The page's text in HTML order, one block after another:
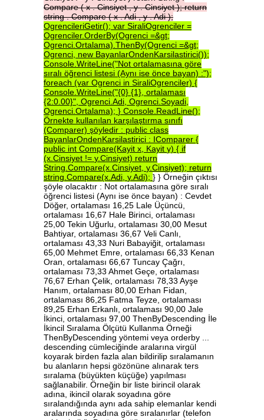
Compare(x.Cinsiyet,y.Cinsiyet);return
string.Compare(x.Adi,y.Adi);
OgrencileriGetir(); var SiraliOgrenciler =
Ogrenciler.OrderBy(Ogrenci =&gt;
Ogrenci.Ortalama).ThenBy(Ogrenci =&gt;
Ogrenci, new BayanlarOndenKarsilastirici());
Console.WriteLine("Not ortalamasına göre
sıralı öğrenci listesi (Aynı ise önce bayan) :");
foreach (var Ogrenci in SiraliOgrenciler) {
Console.WriteLine("{0} {1}, ortalaması
{2:0.00}", Ogrenci.Adi, Ogrenci.Soyadi,
Ogrenci.Ortalama); } Console.ReadLine();
Örnekte kullanılan karşılaştırma sınıfı
(Comparer) şöyledir : public class
BayanlarOndenKarsilastirici : IComparer {
public int Compare(Kayit x, Kayit y) { if
(x.Cinsiyet != y.Cinsiyet) return
String.Compare(x.Cinsiyet, y.Cinsiyet); return
string.Compare(x.Adi, y.Adi); } } Örneğin çıktısı
şöyle olacaktır : Not ortalamasına göre sıralı
öğrenci listesi (Aynı ise önce bayan) : Cevdet
Döğer, ortalaması 16,25 Lale Üçüncü,
ortalaması 16,67 Hale Birinci, ortalaması
25,00 Tekin Uğurlu, ortalaması 30,00 Mesut
Bahtiyar, ortalaması 36,67 Veli Canlı,
ortalaması 43,33 Nuri Babayiğit, ortalaması
65,00 Mehmet Emre, ortalaması 66,33 Kenan
Oran, ortalaması 66,67 Tuncay Çağrı,
ortalaması 73,33 Ahmet Geçe, ortalaması
76,67 Erhan Çelik, ortalaması 78,33 Ayşe
Hanım, ortalaması 80,00 Erhan Fidan,
ortalaması 86,25 Fatma Teyze, ortalaması
89,25 Erhan Erkanlı, ortalaması 90,00 Jale
İkinci, ortalaması 97,00 ThenByDescending İle
İkincil Sıralama Ölçütü Kullanma Örneği
ThenByDescending yöntemi veya orderby ...
descending cümleciğinde aralarına virgül
koyarak birden fazla alan bildirilip sıralamanın
bu alanların hepsi gözönüne alınarak ters
sıralama (büyükten küçüğe) yapılması
sağlanabilir. Örneğin bir liste birincil olarak
adına, ikincil olarak soyadına göre
sıralandığında aynı ada sahip elemanlar kendi
aralarında soyadına göre sıralanırlar (telefon